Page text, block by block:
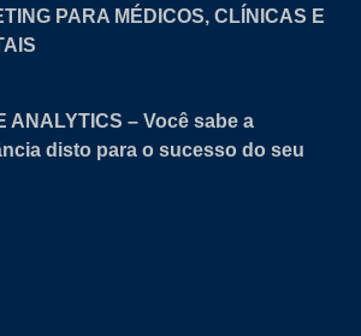
PARA MÉDICOS, CLÍNICAS E
ANALYTICS – Você sabe a
disto para o sucesso do seu